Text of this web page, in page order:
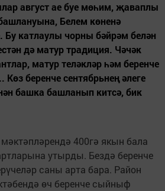
август ае буе мөһим, җаваплы
Белем көненә
катлаулы чорны бәйрәм белән
дә матур традиция. Чәчәк
матур теләкләр һәм беренче
беренче сентябрьнең әлеге
башка башланып китсә, бик
400гә якын бала
утырды. Бездә беренче
саны арта бара. Район
өч беренче сыйныф